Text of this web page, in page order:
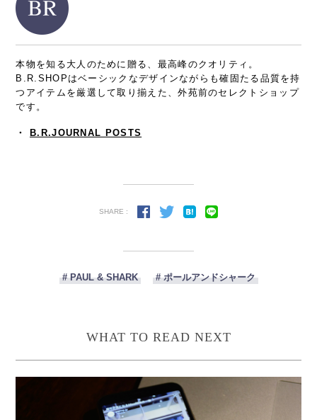
本物を知る大人のために贈る、最高峰のクオリティ。
B.R.SHOPはベーシックなデザインながらも確固たる品質を持
つアイテムを厳選して取り揃えた、外苑前のセレクトショップ
です。
・ B.R.JOURNAL POSTS
SHARE :
# PAUL & SHARK # ポールアンドシャーク
WHAT TO READ NEXT